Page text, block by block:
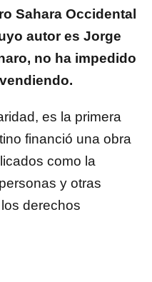
Sahara Occidental
autor es Jorge
no ha impedido
es la primera
financió una obra
como la
y otras
derechos